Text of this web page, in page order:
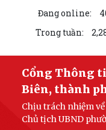
LIÊN KẾT WEB SITE